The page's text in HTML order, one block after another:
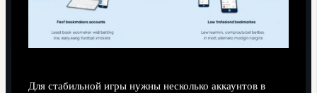
Для стабильной игры нужны несколько аккаунтов в